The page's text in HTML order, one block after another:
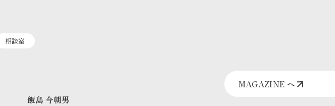
相談室
MAGAZINE へ
飯島 今朝男